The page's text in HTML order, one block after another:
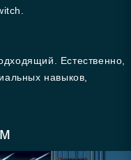
Естественно,
навыков,